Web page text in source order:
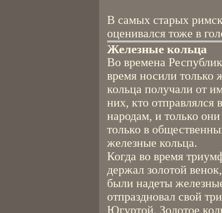
В самых старых
оценивался тоже в
Железные кольца
Во времена
время носили только
кольца получали от
них, кто отправлялся
народам, и только
только в
железные кольца.
Когда во время
держал золотой
были надеты
отпраздновал свой
Югуртой. Золотое